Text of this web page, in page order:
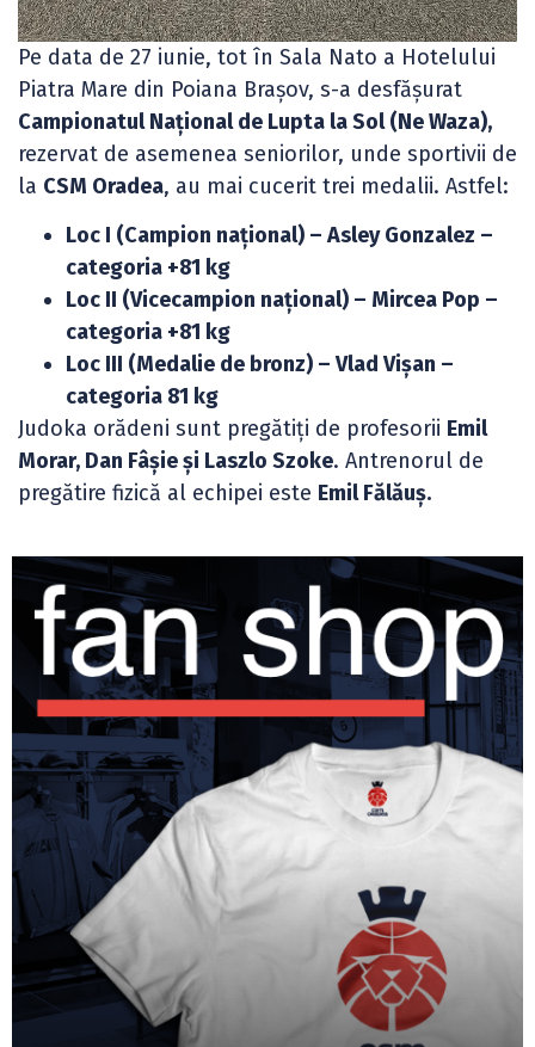
Pe data de 27 iunie, tot în Sala Nato a Hotelului
Piatra Mare din Poiana Brașov, s-a desfășurat
Campionatul Național de Lupta la Sol (Ne Waza),
rezervat de asemenea seniorilor, unde sportivii de
la CSM Oradea, au mai cucerit trei medalii. Astfel:
Loc I (Campion național) – Asley Gonzalez –
categoria +81 kg
Loc II (Vicecampion național) – Mircea Pop –
categoria +81 kg
Loc III (Medalie de bronz) – Vlad Vișan –
categoria 81 kg
Judoka orădeni sunt pregătiți de profesorii Emil
Morar, Dan Fâșie și Laszlo Szoke. Antrenorul de
pregătire fizică al echipei este Emil Fălăuș.